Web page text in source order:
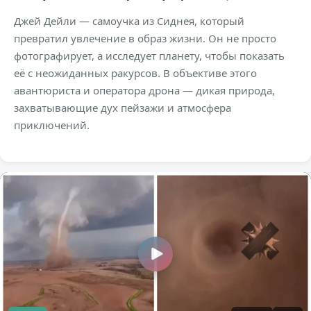
Джей Дейли — самоучка из Сиднея, который
превратил увлечение в образ жизни. Он не просто
фотографирует, а исследует планету, чтобы показать
её с неожиданных ракурсов. В объективе этого
авантюриста и оператора дрона — дикая природа,
захватывающие дух пейзажи и атмосфера
приключений.